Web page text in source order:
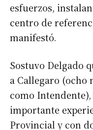
esfuerzos,
centro de
manifestó.
Sostuvo Delgado
a Callegaro (ocho
como
importante
Provincial y con